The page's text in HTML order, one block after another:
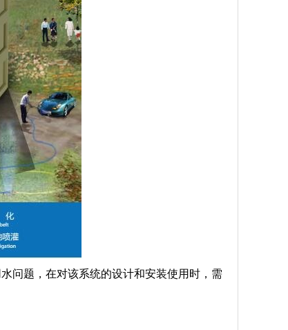
问题，在对该系统的设计和安装使用时，需